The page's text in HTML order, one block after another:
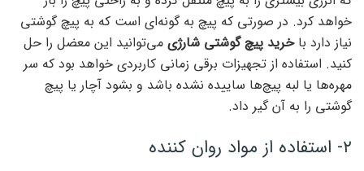
خواهد کرد. در صورتی که پیچ به گونه‌ای است که به پیچ گوشتی
نیاز دارد با خرید پیچ گوشتی شارژی می‌توانید این معضل را حل
کنید. استفاده از تجهیزات برقی زمانی کاربردی خواهد بود که سر
مهره‌ها یا لبه پیچ‌ها ساییده نشده باشد و بشود آچار یا پیچ
گوشتی را به آن گیر داد.
۲- استفاده از مواد روان کننده